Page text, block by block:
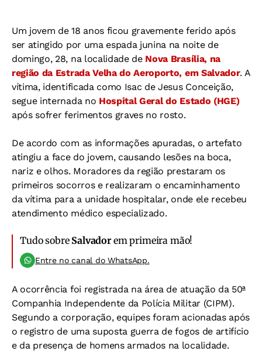
Um jovem de 18 anos ficou gravemente ferido após
ser atingido por uma espada junina na noite de
domingo, 28, na localidade de Nova Brasília, na
região da Estrada Velha do Aeroporto, em Salvador. A
vítima, identificada como Isac de Jesus Conceição,
segue internada no Hospital Geral do Estado (HGE)
após sofrer ferimentos graves no rosto.
De acordo com as informações apuradas, o artefato
atingiu a face do jovem, causando lesões na boca,
nariz e olhos. Moradores da região prestaram os
primeiros socorros e realizaram o encaminhamento
da vítima para a unidade hospitalar, onde ele recebeu
atendimento médico especializado.
Tudo sobre Salvadorem primeira mão!
Entre no canal do WhatsApp.
A ocorrência foi registrada na área de atuação da 50ª
Companhia Independente da Polícia Militar (CIPM).
Segundo a corporação, equipes foram acionadas após
o registro de uma suposta guerra de fogos de artifício
e da presença de homens armados na localidade.